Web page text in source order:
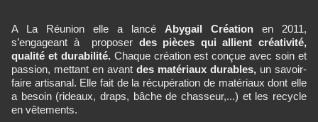
A La Réunion elle a lancé Abygail Création en 2011,
s’engageant à proposer des pièces qui allient créativité,
qualité et durabilité.Chaque création est conçue avec soin et
passion, mettant en avant des matériaux durables, un savoir-
faire artisanal. Elle fait de la récupération de matériaux dont elle
a besoin (rideaux, draps, bâche de chasseur,...) et les recycle
en vêtements.